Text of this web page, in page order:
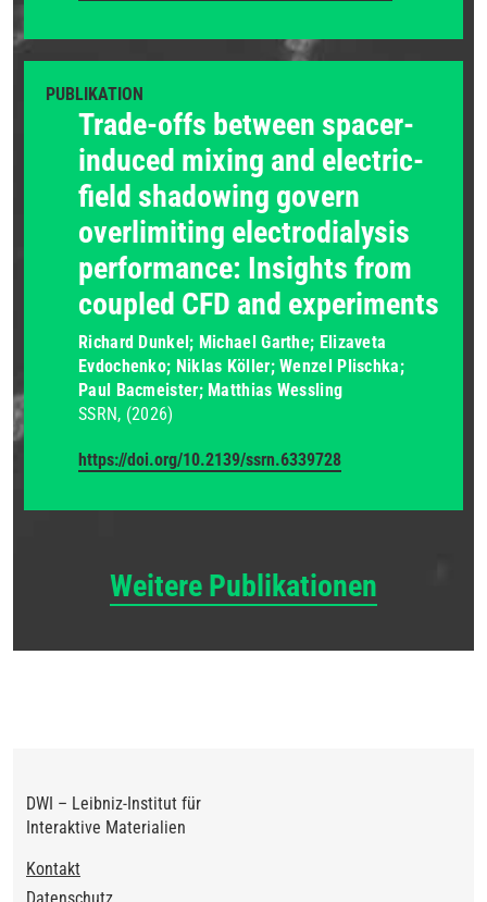
PUBLIKATION
Trade-offs between spacer-
induced mixing and electric-
field shadowing govern
overlimiting electrodialysis
performance: Insights from
coupled CFD and experiments
Richard Dunkel; Michael Garthe; Elizaveta
Evdochenko; Niklas Köller; Wenzel Plischka;
Paul Bacmeister; Matthias Wessling
SSRN (2026)
https://doi.org/10.2139/ssrn.6339728
Weitere Publikationen
DWI – Leibniz-Institut für
Interaktive Materialien
Footer
Kontakt